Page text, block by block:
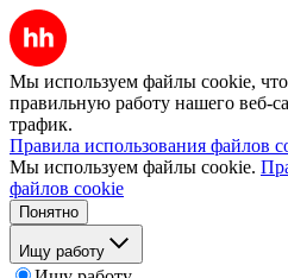
Мы используем файлы cookie,
правильную работу нашего веб-
трафик.
Правила использования файлов
Мы используем файлы cookie.
файлов cookie
Понятно
Ищу работу